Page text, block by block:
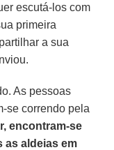
escutá-los com
primeira
a sua
As pessoas
se correndo pela
encontram-se
as aldeias em